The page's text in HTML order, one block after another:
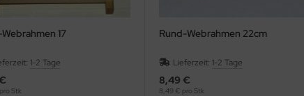
17
1-2 Tage
Stk
Rund-Webrahmen 22cm
Lieferzeit: 1-2 Tage
8,49 €
8,49 € pro Stk